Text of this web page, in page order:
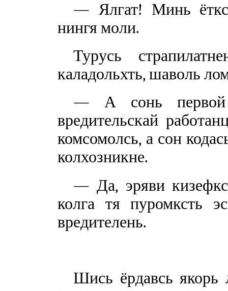
— Ялгат! Минь
нингя моли.
Турусь
каладольхть, шаволь
— А сонь первой
вредительскай
комсомолсь, а сон
колхозникне.
— Да, эряви
колга тя пуромксть
вредителень.
Шись ёрдавсь якорь